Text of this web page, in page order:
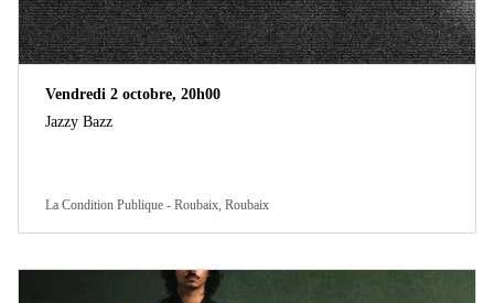
Vendredi 2 octobre, 20h00
Jazzy Bazz
La Condition Publique - Roubaix, Roubaix